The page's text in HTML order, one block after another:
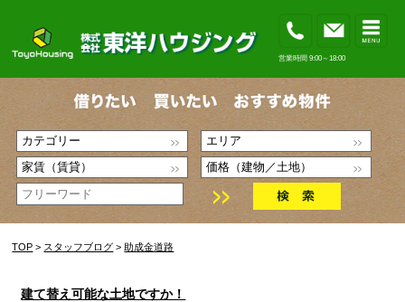
営業時間 9:00～18:00
TOP > スタッフブログ > 助成金道路
建て替え可能な土地ですか！